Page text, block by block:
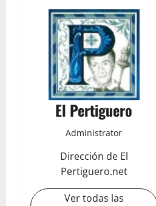
El Pertiguero
Administrator
Dirección de El
Pertiguero.net
Ver todas las